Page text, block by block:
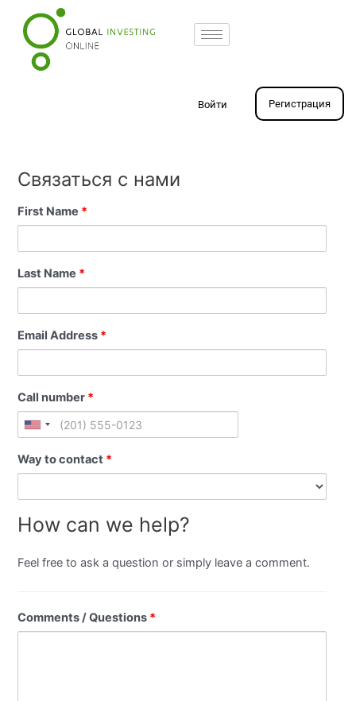
содержимому
Войти Регистрация
Связаться с нами
First Name *
Last Name *
Email Address *
Call number *
Way to contact *
How can we help?
Feel free to ask a question or simply leave a comment.
Comments / Questions *